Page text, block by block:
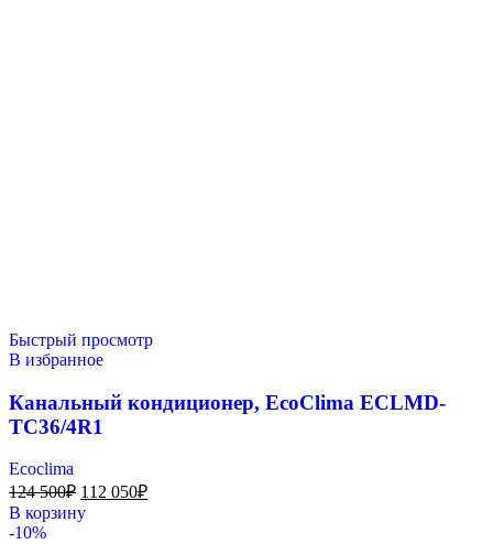
Быстрый просмотр
В избранное
Канальный кондиционер, EcoClima ECLMD-
TC36/4R1
Ecoclima
124 500₽ 112 050₽
В корзину
-10%